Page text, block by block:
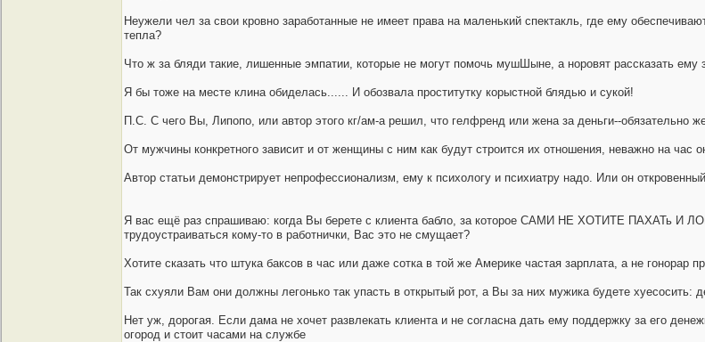
Неужели чел за свои кровно заработанные не имеет права на маленький спектакль, где ему
тепла?
Что ж за бляди такие, лишенные эмпатии, которые не могут помочь мушШыне, а норовят рассказать ему
Я бы тоже на месте клина обиделась...... И обозвала проститутку корыстной блядью и сукой!
П.С. С чего Вы, Липопо, или автор этого кг/ам-а решил, что гелфренд или жена за деньги--обязательно
От мужчины конкретного зависит и от женщины с ним как будут строится их отношения, неважно на час
Автор статьи демонстрирует непрофессионализм, ему к психологу и психиатру надо. Или он
Я вас ещё раз спрашиваю: когда Вы берете с клиента бабло, за которое САМИ НЕ ХОТИТЕ ПАХАТь И
трудоустраиваться кому-то в работнички, Вас это не смущает?
Хотите сказать что штука баксов в час или даже сотка в той же Америке частая зарплата, а не гонорар
Так схуяли Вам они должны легонько так упасть в открытый рот, а Вы за них мужика будете хуесосить:
Нет уж, дорогая. Если дама не хочет развлекать клиента и не согласна дать ему поддержку за его
огород и стоит часами на службе